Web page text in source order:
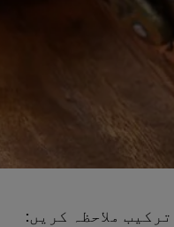
ملاحظہ کریں: